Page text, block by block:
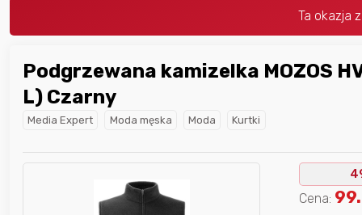
Podgrzewana kamizelka MOZOS
L) Czarny
Media Expert Moda męska Moda
Kurtki
Cena:
najlepszego
w poprzednim
Nagroda dlanajlepszego